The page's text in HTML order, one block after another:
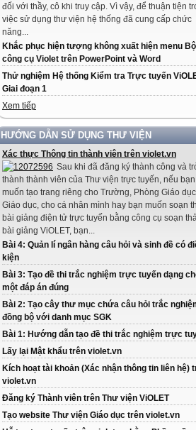
đối với thầy, cô khi truy cập. Vì vậy, để thuận tiện
việc sử dụng thư viện hệ thống đã cung cấp chức
năng...
Khắc phục hiện tượng không xuất hiện menu Bộ
công cụ Violet trên PowerPoint và Word
Thử nghiệm Hệ thống Kiểm tra Trực tuyến
Giai đoạn 1
Xem tiếp
HƯỚNG DẪN SỬ DỤNG THƯ VIỆN
Xác thực Thông tin thành viên trên violet.vn
Sau khi đã đăng ký thành công và
thành thành viên của Thư viện trực tuyến, nếu bạn
muốn tạo trang riêng cho Trường, Phòng Giáo
Giáo dục, cho cá nhân mình hay bạn muốn soạn
bài giảng điện tử trực tuyến bằng công cụ soạn
bài giảng ViOLET, bạn...
Bài 4: Quản lí ngân hàng câu hỏi và sinh đề có
kiện
Bài 3: Tạo đề thi trắc nghiệm trực tuyến dạng
một đáp án đúng
Bài 2: Tạo cây thư mục chứa câu hỏi trắc
đồng bộ với danh mục SGK
Bài 1: Hướng dẫn tạo đề thi trắc nghiệm trực
Lấy lại Mật khẩu trên violet.vn
Kích hoạt tài khoản (Xác nhận thông tin liên hệ)
violet.vn
Đăng ký Thành viên trên Thư viện ViOLET
Tạo website Thư viện Giáo dục trên violet.vn